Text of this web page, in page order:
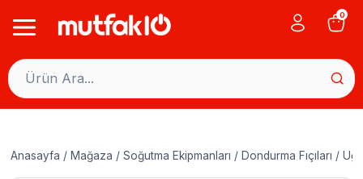
0
Anasayfa / Mağaza / Soğutma Ekipmanları / Dondurma Fıçıları /